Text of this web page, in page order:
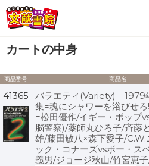
会員登録
ログイン
カートの中身
商品番号 商品名
41365
バラエティ(Variety) 1979
集=魂にシャワーを浴びせ
=松田優作/イギー・ポップ
脳警察)/薬師丸ひろ子/斉藤
雄/藤田敏八×森下愛子/C.W.
ック・コナーズvsボー・ス
義男/ジョージ秋山/竹宮恵